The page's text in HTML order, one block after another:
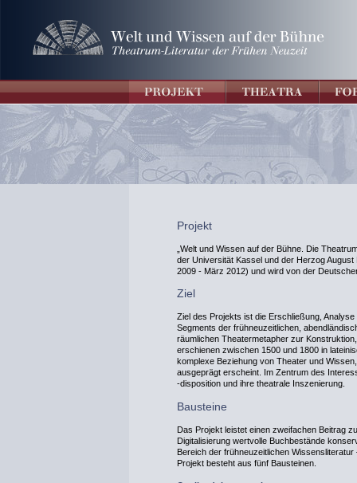
Projekt
„Welt und Wissen auf der Bühne. Die
der Universität Kassel und der Herzog
2009 - März 2012) und wird von der
Ziel
Ziel des Projekts ist die Erschließung,
Segments der frühneuzeitlichen,
räumlichen Theatermetapher zur
erschienen zwischen 1500 und 1800 in
komplexe Beziehung von Theater und
ausgeprägt erscheint. Im Zentrum des
‑disposition und ihre theatrale Inszenierung.
Bausteine
Das Projekt leistet einen zweifachen Beitrag
Digitalisierung wertvolle Buchbestände
Bereich der frühneuzeitlichen
Projekt besteht aus fünf Bausteinen.